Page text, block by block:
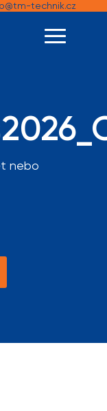
technik.cz
nebo